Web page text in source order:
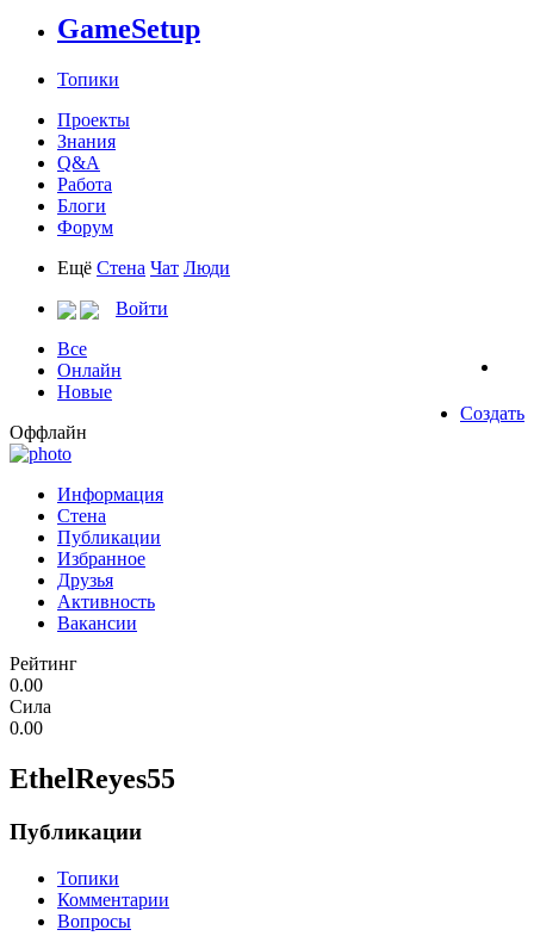
GameSetup
Топики
Проекты
Знания
Q&A
Работа
Блоги
Форум
Ещё Стена Чат Люди
Войти
Все
Онлайн
Новые
Создать
Оффлайн
Информация
Стена
Публикации
Избранное
Друзья
Активность
Вакансии
Рейтинг
0.00
Сила
0.00
EthelReyes55
Публикации
Топики
Комментарии
Вопросы